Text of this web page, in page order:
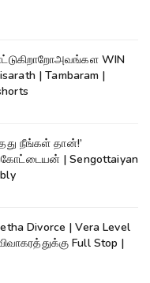
WIN
| Tambaram |
நீங்கள் தான்!’
| Sengottaiyan
Divorce | Vera Level
Full Stop |